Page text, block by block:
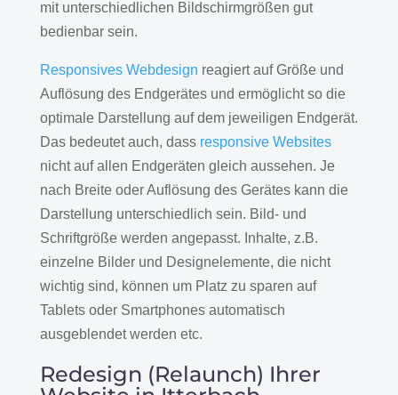
mit unterschiedlichen Bildschirmgrößen gut
bedienbar sein.
Responsives Webdesign reagiert auf Größe und
Auflösung des Endgerätes und ermöglicht so die
optimale Darstellung auf dem jeweiligen Endgerät.
Das bedeutet auch, dass responsive Websites
nicht auf allen Endgeräten gleich aussehen. Je
nach Breite oder Auflösung des Gerätes kann die
Darstellung unterschiedlich sein. Bild- und
Schriftgröße werden angepasst. Inhalte, z.B.
einzelne Bilder und Designelemente, die nicht
wichtig sind, können um Platz zu sparen auf
Tablets oder Smartphones automatisch
ausgeblendet werden etc.
Redesign (Relaunch) Ihrer